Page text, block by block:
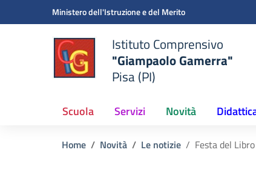
Vai ai contenuti
Vai al menu di navigazioneMinistero dell'Istruzione e del Merito
Istituto Comprensivo
"Giampaolo Gamerra"
Pisa (PI)
Scuola Servizi Novità
Home Novità Le notizie Festa del